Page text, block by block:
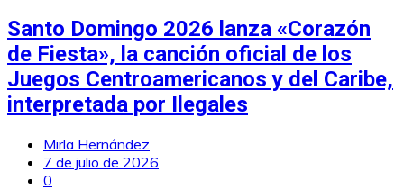
Santo Domingo 2026 lanza «Corazón
de Fiesta», la canción oficial de los
Juegos Centroamericanos y del Caribe,
interpretada por Ilegales
Mirla Hernández
7 de julio de 2026
0